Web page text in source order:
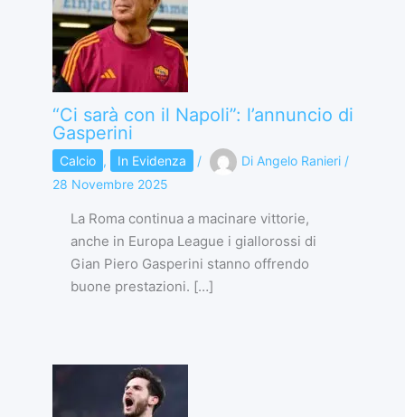
“Ci sarà con il Napoli”: l’annuncio di
Gasperini
Calcio , In Evidenza / Di Angelo Ranieri /
28 Novembre 2025
La Roma continua a macinare vittorie,
anche in Europa League i giallorossi di
Gian Piero Gasperini stanno offrendo
buone prestazioni. […]